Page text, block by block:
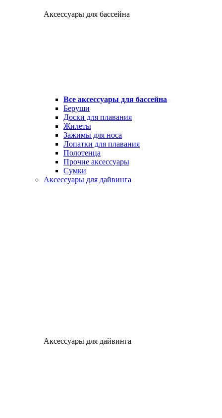
Аксессуары для бассейна
Все аксессуары для бассейна
Беруши
Доски для плавания
Жилеты
Зажимы для носа
Лопатки для плавания
Полотенца
Прочие аксессуары
Сумки
Аксессуары для дайвинга
Аксессуары для дайвинга